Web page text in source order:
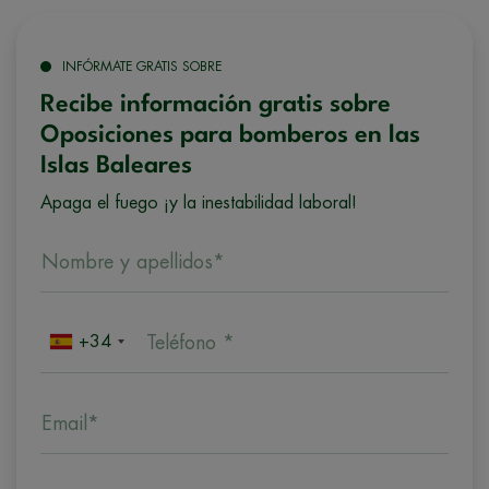
INFÓRMATE GRATIS SOBRE
Recibe información gratis sobre
Oposiciones para bomberos en las
Islas Baleares
Apaga el fuego ¡y la inestabilidad laboral!
Nombre y apellidos*
+34 Teléfono *
Email*